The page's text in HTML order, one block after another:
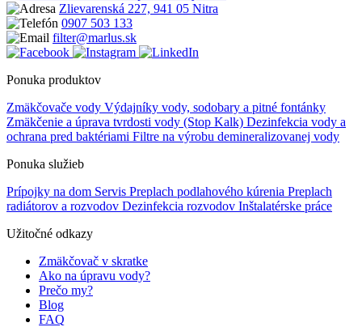
Zlievarenská 227, 941 05 Nitra
0907 503 133
filter@marlus.sk
Ponuka produktov
Zmäkčovače vody Výdajníky vody, sodobary a pitné fontánky
Zmäkčenie a úprava tvrdosti vody (Stop Kalk) Dezinfekcia vody a
ochrana pred baktériami Filtre na výrobu demineralizovanej vody
Ponuka služieb
Prípojky na dom Servis Preplach podlahového kúrenia Preplach
radiátorov a rozvodov Dezinfekcia rozvodov Inštalatérske práce
Užitočné odkazy
Zmäkčovač v skratke
Ako na úpravu vody?
Prečo my?
Blog
FAQ